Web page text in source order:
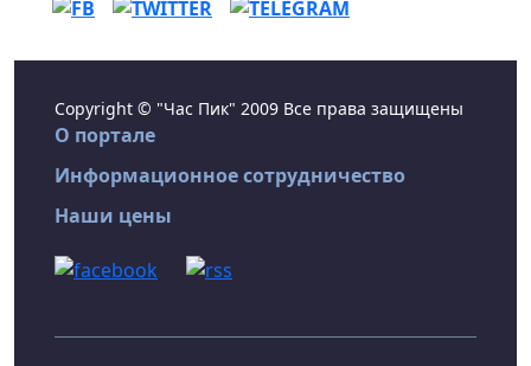
Copyright © "Час Пик" 2009 Все права защищены
О портале
Информационное сотрудничество
Наши цены